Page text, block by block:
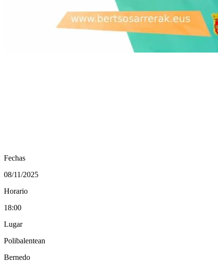
Fechas
08/11/2025
Horario
18:00
Lugar
Polibalentean
Bernedo